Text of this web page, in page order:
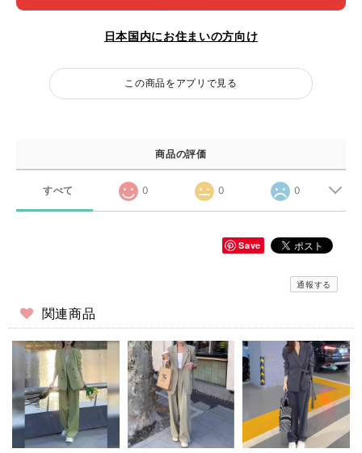
日本国内にお住まいの方向け
この商品をアプリで見る
商品の評価
すべて 0 0 0
Save
通報する
関連商品